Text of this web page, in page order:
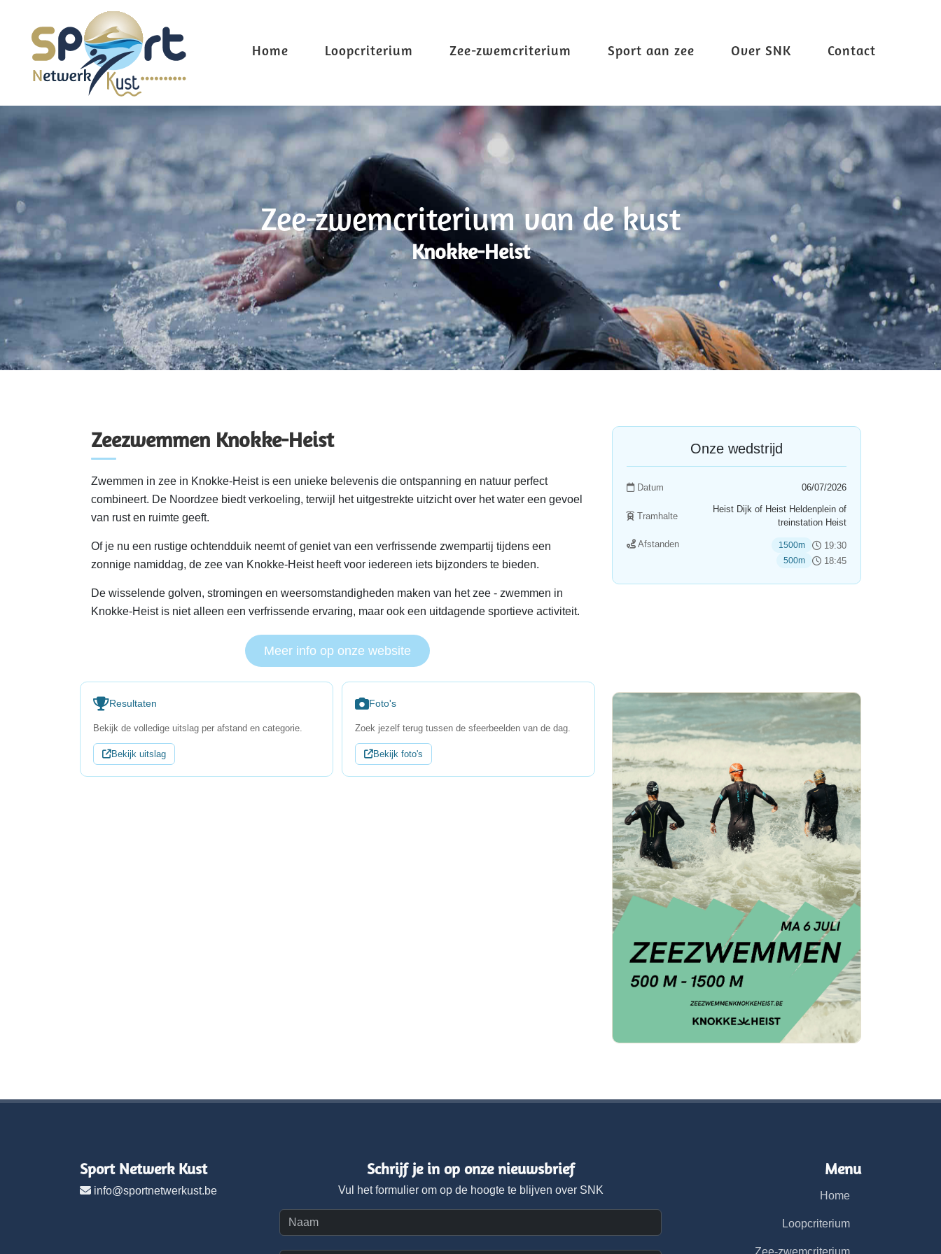
Home Loopcriterium Zee-zwemcriterium Sport aan zee Over SNK Contact
Zee-zwemcriterium van de kust
Knokke-Heist
Zeezwemmen Knokke-Heist
Zwemmen in zee in Knokke-Heist is een unieke belevenis die ontspanning en natuur perfect
combineert. De Noordzee biedt verkoeling, terwijl het uitgestrekte uitzicht over het water een gevoel
van rust en ruimte geeft.
Of je nu een rustige ochtendduik neemt of geniet van een verfrissende zwempartij tijdens een
zonnige namiddag, de zee van Knokke-Heist heeft voor iedereen iets bijzonders te bieden.
De wisselende golven, stromingen en weersomstandigheden maken van het zee - zwemmen in
Knokke-Heist is niet alleen een verfrissende ervaring, maar ook een uitdagende sportieve activiteit.
Meer info op onze website
Onze wedstrijd
Datum 06/07/2026
Tramhalte
Heist Dijk of Heist Heldenplein of
treinstation Heist
Afstanden 1500m 19:30
500m 18:45
Resultaten
Bekijk de volledige uitslag per afstand en categorie.
Bekijk uitslag
Foto's
Zoek jezelf terug tussen de sfeerbeelden van de dag.
Bekijk foto's
Sport Netwerk Kust
info@sportnetwerkust.be
Schrijf je in op onze nieuwsbrief
Vul het formulier om op de hoogte te blijven over SNK
Menu
Home
Loopcriterium